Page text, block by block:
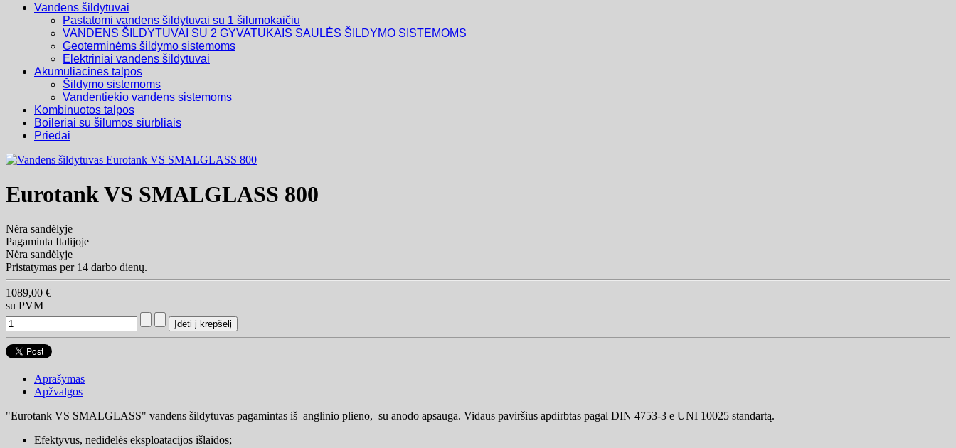
Vandens šildytuvai
Pastatomi vandens šildytuvai su 1 šilumokaičiu
VANDENS ŠILDYTUVAI SU 2 GYVATUKAIS SAULĖS ŠILDYMO SISTEMOMS
Geoterminėms šildymo sistemoms
Elektriniai vandens šildytuvai
Akumuliacinės talpos
Šildymo sistemoms
Vandentiekio vandens sistemoms
Kombinuotos talpos
Boileriai su šilumos siurbliais
Priedai
Eurotank VS SMALGLASS 800
Nėra sandėlyje
Pagaminta Italijoje
Nėra sandėlyje
Pristatymas per 14 darbo dienų.
1089,00 €
su PVM
Aprašymas
Apžvalgos
"Eurotank VS SMALGLASS" vandens šildytuvas pagamintas iš anglinio plieno, su anodo apsauga. Vidaus paviršius apdirbtas pagal DIN 4753-3 e UNI 10025 standartą.
Efektyvus, nedidelės eksploatacijos išlaidos;